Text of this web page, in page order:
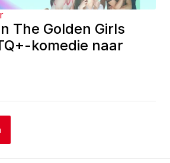
The Golden Girls
komedie naar